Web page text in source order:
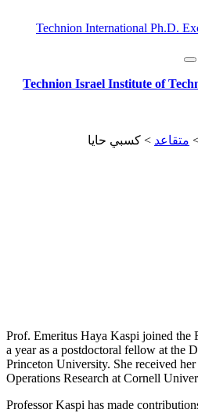
Technion International Ph.D.
Technion Israel Institute of
متقاعد > كسبي حايا
Prof. Emeritus Haya Kaspi joined the
a year as a postdoctoral fellow at the
Princeton University. She received
Operations Research at Cornell
ProfessorKaspi has made